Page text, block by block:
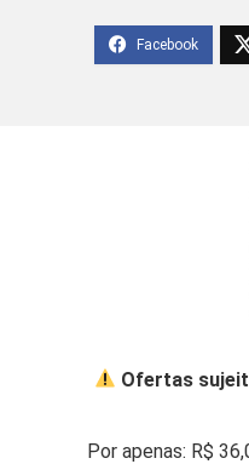
Ofertas
Por apenas: R$